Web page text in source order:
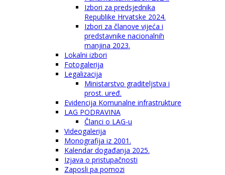
Izbori za predsjednika
Republike Hrvatske 2024.
Izbori za članove vijeća i
predstavnike nacionalnih
manjina 2023.
Lokalni izbori
Fotogalerija
Legalizacija
Ministarstvo graditeljstva i
prost. uređ.
Evidencija Komunalne infrastrukture
LAG PODRAVINA
Članci o LAG-u
Videogalerija
Monografija iz 2001.
Kalendar događanja 2025.
Izjava o pristupačnosti
Zaposli pa pomozi